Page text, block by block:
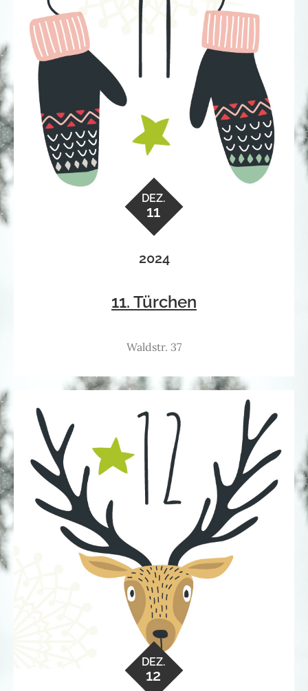
DEZ.
11
2024
11. Türchen
Waldstr. 37
DEZ.
12